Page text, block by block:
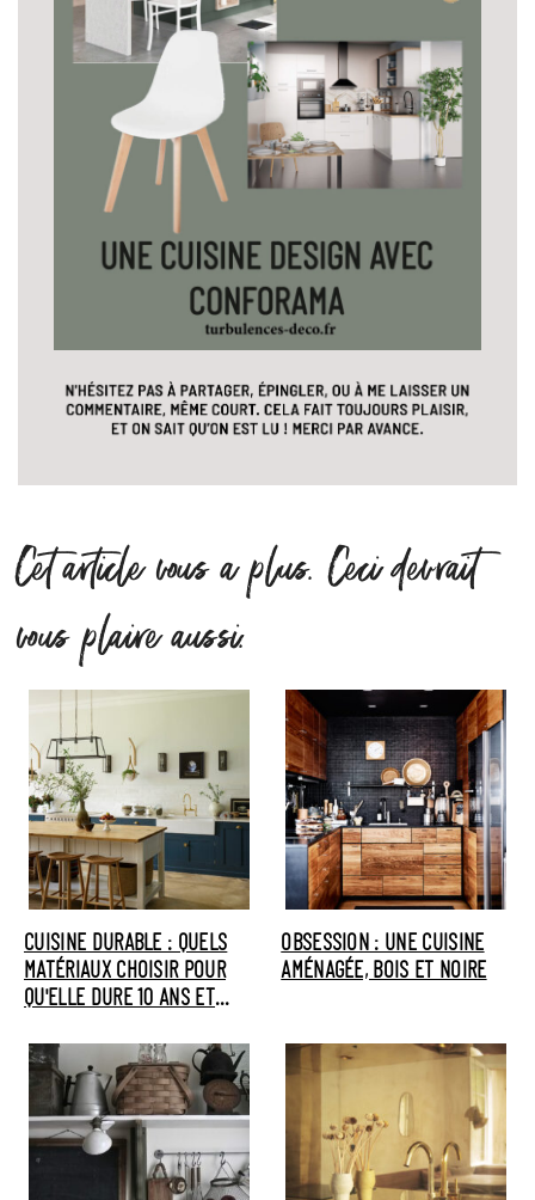
Cet article vous a plus. Ceci devrait
vous plaire aussi.
CUISINE DURABLE : QUELS
MATÉRIAUX CHOISIR POUR
QU'ELLE DURE 10 ANS ET
OBSESSION : UNE CUISINE
AMÉNAGÉE, BOIS ET NOIRE